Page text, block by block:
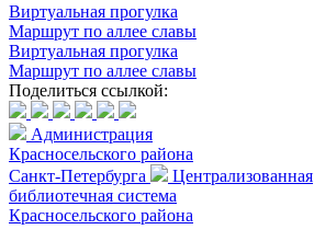
Виртуальная прогулка
Маршрут по аллее славы
Виртуальная прогулка
Маршрут по аллее славы
Поделиться ссылкой:
Администрация
Красносельского района
Санкт-Петербурга
Централизованная
библиотечная система
Красносельского района